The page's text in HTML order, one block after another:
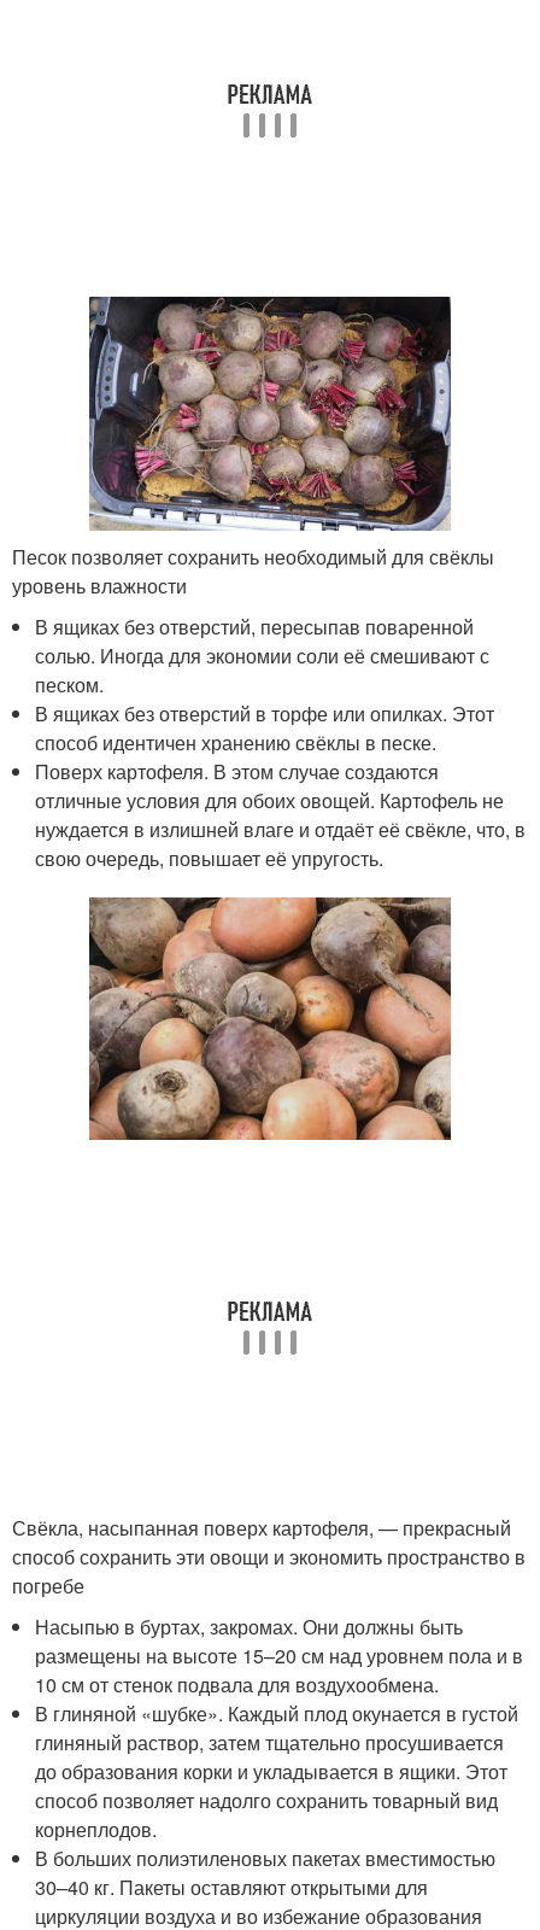
Песок позволяет сохранить необходимый для свёклы
уровень влажности
В ящиках без отверстий, пересыпав поваренной
солью. Иногда для экономии соли её смешивают с
песком.
В ящиках без отверстий в торфе или опилках. Этот
способ идентичен хранению свёклы в песке.
Поверх картофеля. В этом случае создаются
отличные условия для обоих овощей. Картофель не
нуждается в излишней влаге и отдаёт её свёкле, что, в
свою очередь, повышает её упругость.
Свёкла, насыпанная поверх картофеля, — прекрасный
способ сохранить эти овощи и экономить пространство в
погребе
Насыпью в буртах, закромах. Они должны быть
размещены на высоте 15–20 см над уровнем пола и в
10 см от стенок подвала для воздухообмена.
В глиняной «шубке». Каждый плод окунается в густой
глиняный раствор, затем тщательно просушивается
до образования корки и укладывается в ящики. Этот
способ позволяет надолго сохранить товарный вид
корнеплодов.
В больших полиэтиленовых пакетах вместимостью
30–40 кг. Пакеты оставляют открытыми для
циркуляции воздуха и во избежание образования